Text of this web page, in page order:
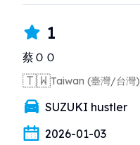
1
蔡ＯＯ
🇹🇼Taiwan (臺灣/台灣)
SUZUKI hustler
2026-01-03